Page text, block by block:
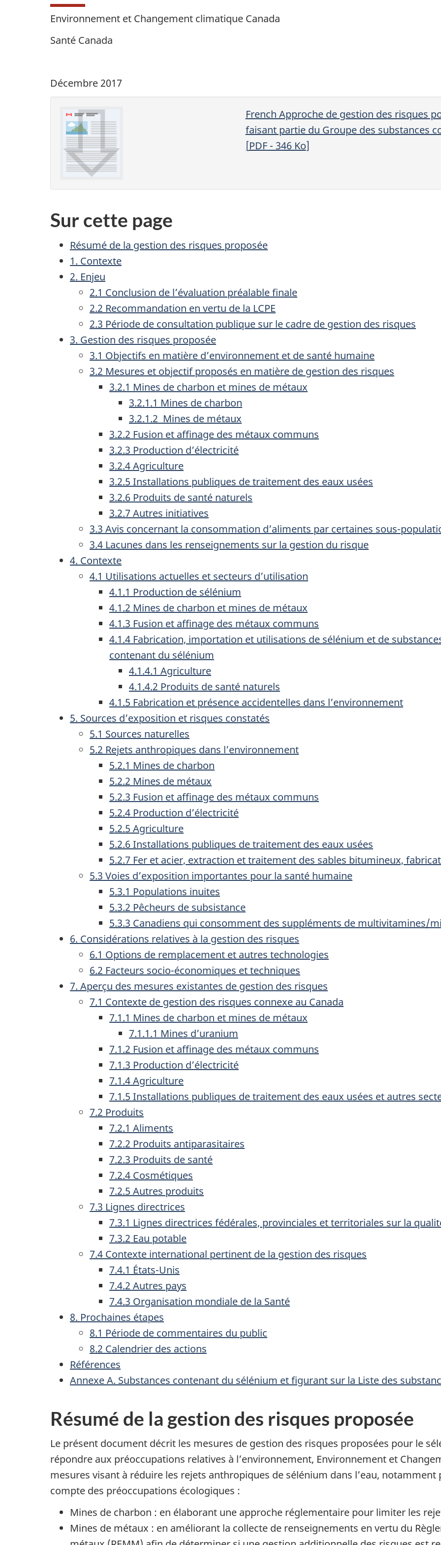
Environnement et Changement climatique Canada
Santé Canada
Décembre 2017
French Approche de gestion des risques
faisant partie du Groupe des substances
[PDF- 346 Ko]
Sur cette page
Résumé de la gestion des risques proposée
1. Contexte
2. Enjeu
2.1 Conclusion de l’évaluation préalable finale
2.2 Recommandation en vertu de la LCPE
2.3 Période de consultation publique sur le cadre de gestion des risques
3. Gestion des risques proposée
3.1 Objectifs en matière d’environnement et de santé humaine
3.2 Mesures et objectif proposés en matière de gestion des risques
3.2.1 Mines de charbon et mines de métaux
3.2.1.1 Mines de charbon
3.2.1.2 Mines de métaux
3.2.2 Fusion et affinage des métaux communs
3.2.3 Production d’électricité
3.2.4 Agriculture
3.2.5 Installations publiques de traitement des eaux usées
3.2.6 Produits de santé naturels
3.2.7 Autres initiatives
3.3 Avis concernant la consommation d’aliments par certaines sous-
3.4 Lacunes dans les renseignements sur la gestion du risque
4. Contexte
4.1 Utilisations actuelles et secteurs d’utilisation
4.1.1 Production de sélénium
4.1.2 Mines de charbon et mines de métaux
4.1.3 Fusion et affinage des métaux communs
4.1.4 Fabrication, importation et utilisations de sélénium et de
contenant du sélénium
4.1.4.1 Agriculture
4.1.4.2 Produits de santé naturels
4.1.5 Fabrication et présence accidentelles dans l’environnement
5. Sources d’exposition et risques constatés
5.1 Sources naturelles
5.2 Rejets anthropiques dans l’environnement
5.2.1 Mines de charbon
5.2.2 Mines de métaux
5.2.3 Fusion et affinage des métaux communs
5.2.4 Production d’électricité
5.2.5 Agriculture
5.2.6 Installations publiques de traitement des eaux usées
5.2.7 Fer et acier, extraction et traitement des sables bitumineux,
5.3 Voies d’exposition importantes pour la santé humaine
5.3.1 Populations inuites
5.3.2 Pêcheurs de subsistance
5.3.3 Canadiens qui consomment des suppléments de multivitamines/
6. Considérations relatives à la gestion des risques
6.1 Options de remplacement et autres technologies
6.2 Facteurs socio-économiques et techniques
7. Aperçu des mesures existantes de gestion des risques
7.1 Contexte de gestion des risques connexe au Canada
7.1.1 Mines de charbon et mines de métaux
7.1.1.1 Mines d’uranium
7.1.2 Fusion et affinage des métaux communs
7.1.3 Production d’électricité
7.1.4 Agriculture
7.1.5 Installations publiques de traitement des eaux usées et autres
7.2 Produits
7.2.1 Aliments
7.2.2 Produits antiparasitaires
7.2.3 Produits de santé
7.2.4 Cosmétiques
7.2.5 Autres produits
7.3 Lignes directrices
7.3.1 Lignes directrices fédérales, provinciales et territoriales sur la
7.3.2 Eau potable
7.4 Contexte international pertinent de la gestion des risques
7.4.1 États-Unis
7.4.2 Autres pays
7.4.3 Organisation mondiale de la Santé
8. Prochaines étapes
8.1 Période de commentaires du public
8.2 Calendrier des actions
Références
Annexe A. Substances contenant du sélénium et figurant sur la Liste des
Résumé de la gestion des risques proposée
Le présent document décrit les mesures de gestion des risques proposées pour le
répondre aux préoccupations relatives à l’environnement, Environnement et
mesures visant à réduire les rejets anthropiques de sélénium dans l’eau,
compte des préoccupations écologiques :
Mines de charbon : en élaborant une approche réglementaire pour limiter les
Mines de métaux : en améliorant la collecte de renseignements en vertu du